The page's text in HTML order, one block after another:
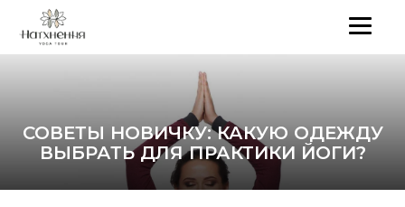
СОВЕТЫ НОВИЧКУ: КАКУЮ ОДЕЖДУ
ВЫБРАТЬ ДЛЯ ПРАКТИКИ ЙОГИ?